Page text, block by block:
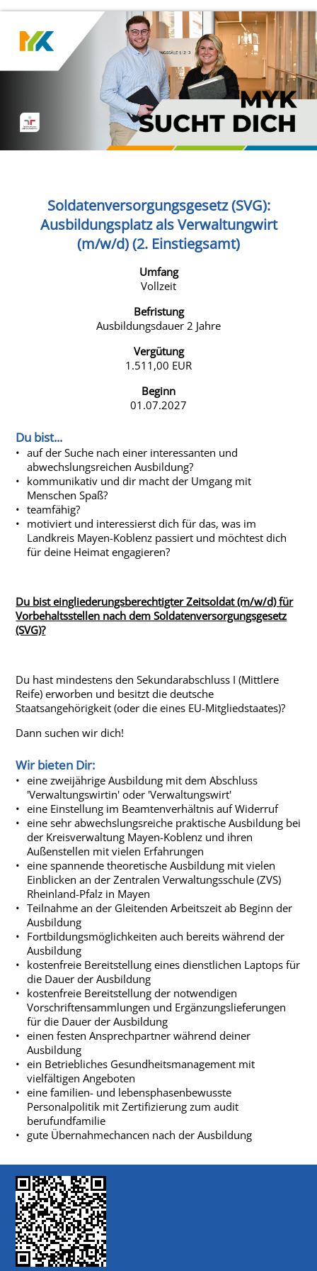
Soldatenversorgungsgesetz (SVG):
Ausbildungsplatz als Verwaltungwirt
(m/w/d) (2. Einstiegsamt)
Umfang
Vollzeit
Befristung
Ausbildungsdauer 2 Jahre
Vergütung
1.511,00 EUR
Beginn
01.07.2027
Du bist...
auf der Suche nach einer interessanten und
abwechslungsreichen Ausbildung?
kommunikativ und dir macht der Umgang mit
Menschen Spaß?
teamfähig?
motiviert und interessierst dich für das, was im
Landkreis Mayen-Koblenz passiert und möchtest dich
für deine Heimat engagieren?
Du bist eingliederungsberechtigter Zeitsoldat (m/w/d) für
Vorbehaltsstellen nach dem Soldatenversorgungsgesetz
(SVG)?
Du hast mindestens den Sekundarabschluss I (Mittlere
Reife) erworben und besitzt die deutsche
Staatsangehörigkeit (oder die eines EU-Mitgliedstaates)?
Dann suchen wir dich!
Wir bieten Dir:
eine zweijährige Ausbildung mit dem Abschluss
'Verwaltungswirtin' oder 'Verwaltungswirt'
eine Einstellung im Beamtenverhältnis auf Widerruf
eine sehr abwechslungsreiche praktische Ausbildung bei
der Kreisverwaltung Mayen-Koblenz und ihren
Außenstellen mit vielen Erfahrungen
eine spannende theoretische Ausbildung mit vielen
Einblicken an der Zentralen Verwaltungsschule (ZVS)
Rheinland-Pfalz in Mayen
Teilnahme an der Gleitenden Arbeitszeit ab Beginn der
Ausbildung
Fortbildungsmöglichkeiten auch bereits während der
Ausbildung
kostenfreie Bereitstellung eines dienstlichen Laptops für
die Dauer der Ausbildung
kostenfreie Bereitstellung der notwendigen
Vorschriftensammlungen und Ergänzungslieferungen
für die Dauer der Ausbildung
einen festen Ansprechpartner während deiner
Ausbildung
ein Betriebliches Gesundheitsmanagement mit
vielfältigen Angeboten
eine familien- und lebensphasenbewusste
Personalpolitik mit Zertifizierung zum audit
berufundfamilie
gute Übernahmechancen nach der Ausbildung